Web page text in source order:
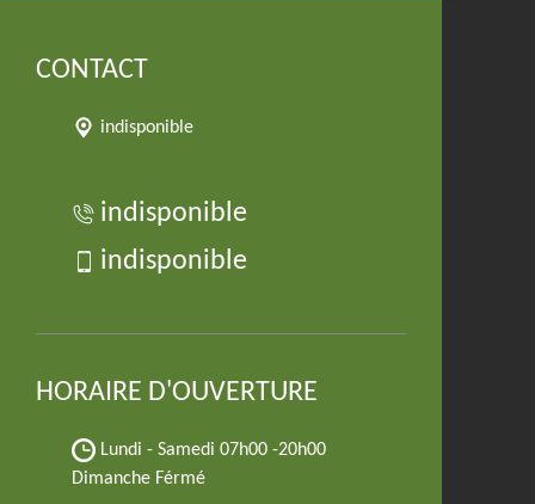
CONTACT
indisponible
indisponible
indisponible
HORAIRE D'OUVERTURE
Lundi - Samedi 07h00 -20h00
Dimanche Férmé